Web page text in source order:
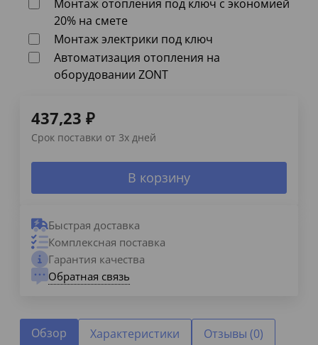
Монтаж отопления под ключ с экономией
20% на смете
Монтаж электрики под ключ
Автоматизация отопления на
оборудовании ZONT
437,23 ₽
Срок поставки от 3х дней
В корзину
Быстрая доставка
Комплексная поставка
Гарантия качества
Обратная связь
Обзор Характеристики Отзывы (0)